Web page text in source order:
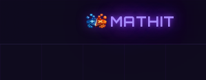
MATHIT